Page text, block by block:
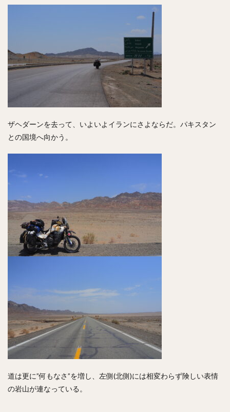
ザヘダーンを去って、いよいよイランにさよならだ。パキスタン
との国境へ向かう。
道は更に”何もなさ”を増し、左側(北側)には相変わらず険しい表情
の岩山が連なっている。